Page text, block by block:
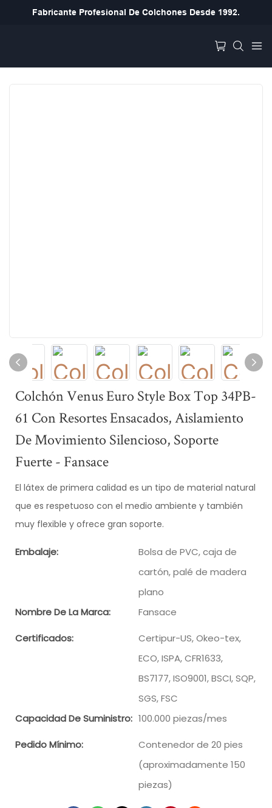
Fabricante Profesional De Colchones Desde 1992.
Colchón Venus Euro Style Box Top 34PB-
61 Con Resortes Ensacados, Aislamiento
De Movimiento Silencioso, Soporte
Fuerte - Fansace
El látex de primera calidad es un tipo de material natural
que es respetuoso con el medio ambiente y también
muy flexible y ofrece gran soporte.
Embalaje:
Bolsa de PVC, caja de
cartón, palé de madera
plano
Nombre De La Marca:
Fansace
Certificados:
Certipur-US, Okeo-tex,
ECO, ISPA, CFR1633,
BS7177, ISO9001, BSCI, SQP,
SGS, FSC
Capacidad De Suministro: 100.000 piezas/mes
Pedido Mínimo:
Contenedor de 20 pies
(aproximadamente 150
piezas)